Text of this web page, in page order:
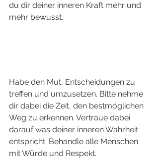
du dir deiner inneren Kraft mehr und
mehr bewusst.
Habe den Mut, Entscheidungen zu
treffen und umzusetzen. Bitte nehme
dir dabei die Zeit, den bestmöglichen
Weg zu erkennen. Vertraue dabei
darauf was deiner inneren Wahrheit
entspricht. Behandle alle Menschen
mit Würde und Respekt.